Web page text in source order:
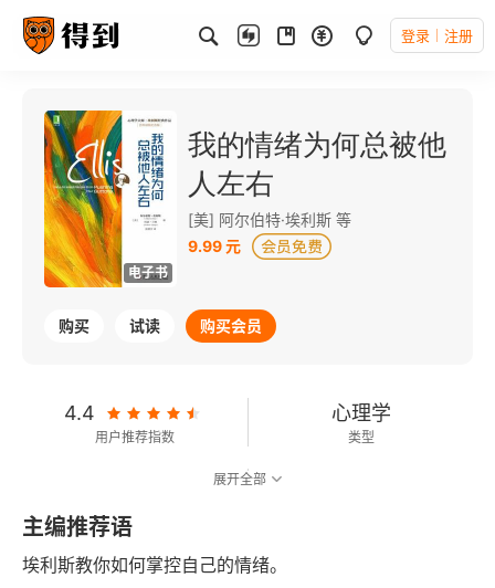
登录 注册
电子书
我的情绪为何总被他
人左右
[美] 阿尔伯特·埃利斯 等
9.99 元
购买 试读 购买会员
4.4
用户推荐指数
心理学
类型
105千字
字数
展开全部
主编推荐语
埃利斯教你如何掌控自己的情绪。